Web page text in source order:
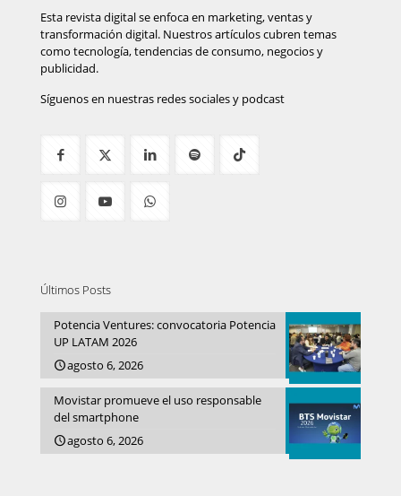
Esta revista digital se enfoca en marketing, ventas y
transformación digital. Nuestros artículos cubren temas
como tecnología, tendencias de consumo, negocios y
publicidad.
Síguenos en nuestras redes sociales y podcast
Últimos Posts
Potencia Ventures: convocatoria Potencia
UP LATAM 2026
agosto 6, 2026
Movistar promueve el uso responsable
del smartphone
agosto 6, 2026